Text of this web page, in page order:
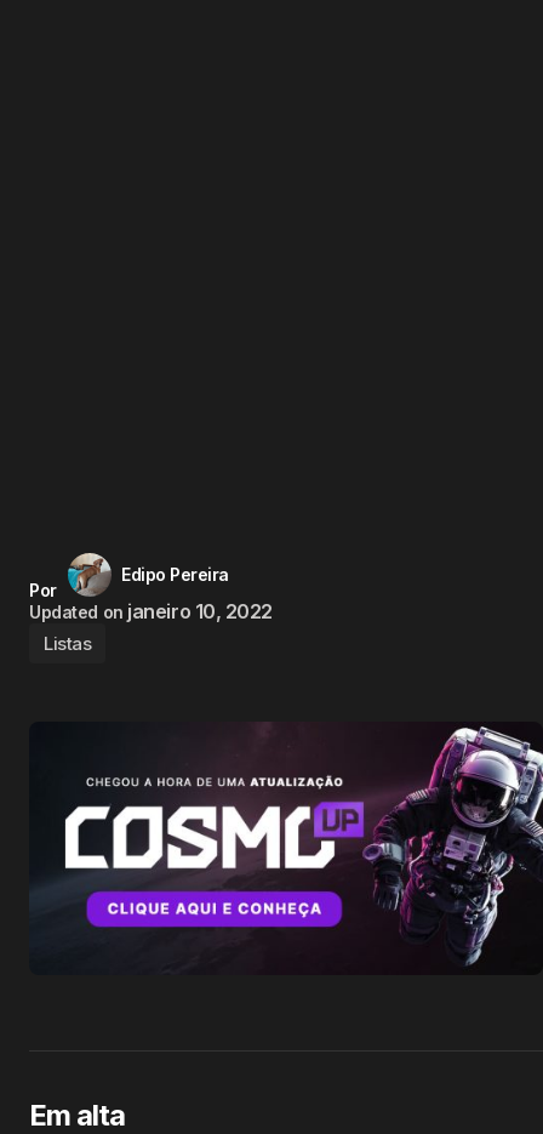
Por
Edipo Pereira
Updated on janeiro 10, 2022
Listas
Em alta